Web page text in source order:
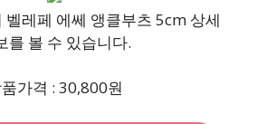
벨레페 에쎄 앵클부츠 5cm 상세
를 볼 수 있습니다.
가격 : 30,800원